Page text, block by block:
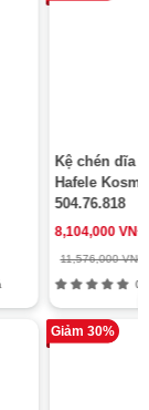
Kệ chén dĩa
Hafele
504.76.818
8,104,000 VNĐ
11,576,000 VNĐ
0
Giảm 30%